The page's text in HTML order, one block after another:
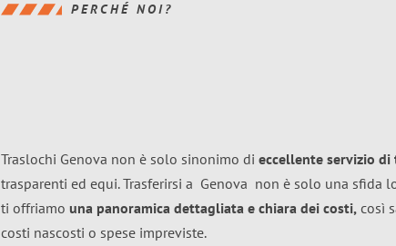
PERCHÉ NOI?
Traslochi Genova non è solo sinonimo di eccellente servizio di
trasparenti ed equi. Trasferirsi a Genova non è solo una sfida
ti offriamo una panoramica dettagliata e chiara dei costi, così
costi nascosti o spese impreviste.